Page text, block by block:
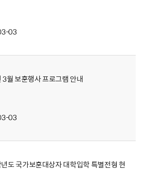
03
월 보훈행사 프로그램 안내
03
도 국가보훈대상자 대학입학 특별전형 현